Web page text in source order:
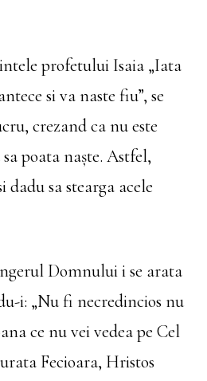
profetului Isaia „Iata
si va naste fiu”, se
crezand ca nu este
poata naște. Astfel,
sa stearga acele
Domnului i se arata
i: „Nu fi necredincios nu
ce nu vei vedea pe Cel
Fecioara, Hristos